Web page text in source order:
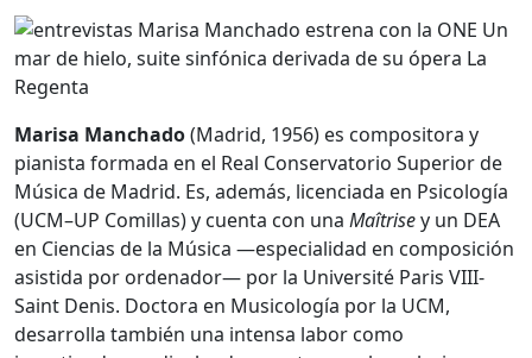
Marisa Manchado(Madrid, 1956) es compositora y
pianista formada en el Real Conservatorio Superior de
Música de Madrid. Es, además, licenciada en Psicología
(UCM–UP Comillas) y cuenta con una Maîtrisey un DEA
en Ciencias de la Música —especialidad en composición
asistida por ordenador— por la Université Paris VIII-
Saint Denis. Doctora en Musicología por la UCM,
desarrolla también una intensa labor como